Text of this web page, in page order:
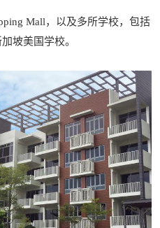
Mall，以及多所学校，包括
坡美国学校。